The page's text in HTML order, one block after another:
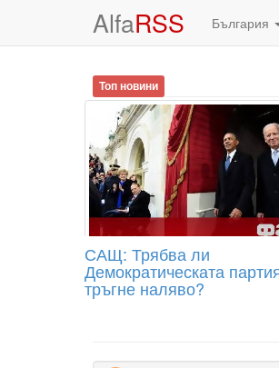
AlfaRSS България
Топ новини
САЩ: Трябва ли
Демократическата
тръгне наляво?